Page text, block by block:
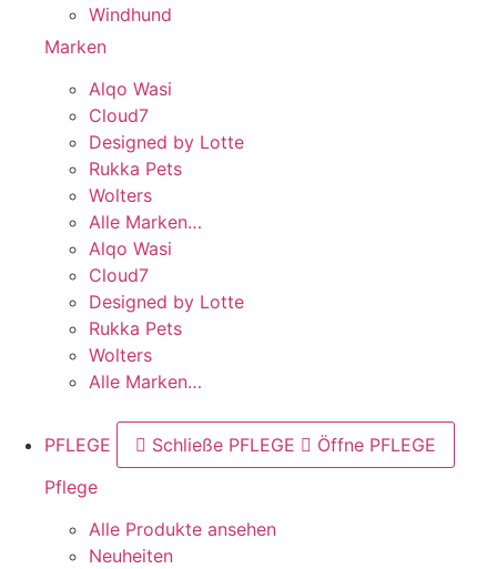
Windhund
Marken
Alqo Wasi
Cloud7
Designed by Lotte
Rukka Pets
Wolters
Alle Marken…
Alqo Wasi
Cloud7
Designed by Lotte
Rukka Pets
Wolters
Alle Marken…
PFLEGE Schließe PFLEGE
Öffne PFLEGE
Pflege
Alle Produkte ansehen
Neuheiten